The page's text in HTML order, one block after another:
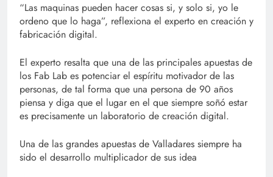
“Las maquinas pueden hacer cosas si, y solo si, yo le
ordeno que lo haga”, reflexiona el experto en creación y
fabricación digital.
El experto resalta que una de las principales apuestas de
los Fab Lab es potenciar el espíritu motivador de las
personas, de tal forma que una persona de 90 años
piensa y diga que el lugar en el que siempre soñó estar
es precisamente un laboratorio de creación digital.
Una de las grandes apuestas de Valladares siempre ha
sido el desarrollo multiplicador de sus idea